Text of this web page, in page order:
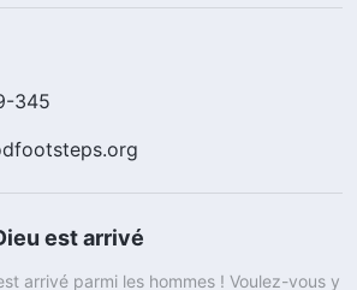
345
est arrivé
arrivé parmi les hommes ! Voulez-vous y